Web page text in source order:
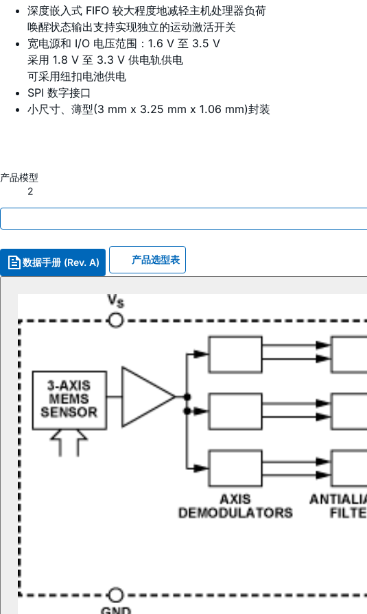
深度嵌入式 FIFO 较大程度地减轻主机处理器负荷
唤醒状态输出支持实现独立的运动激活开关
宽电源和 I/O 电压范围：1.6 V 至 3.5 V
采用 1.8 V 至 3.3 V 供电轨供电
可采用纽扣电池供电
SPI 数字接口
小尺寸、薄型(3 mm x 3.25 mm x 1.06 mm)封装
产品模型
2
数据手册 (Rev. A) 产品选型表